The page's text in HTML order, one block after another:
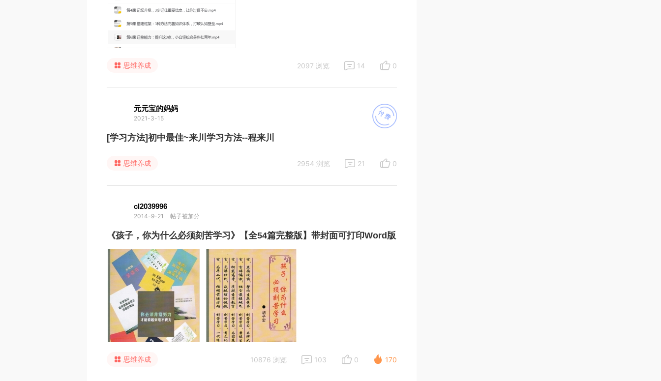
思维养成 2097 浏览 14 0
元元宝的妈妈
2021-3-15 付费
[学习方法]初中最佳~来川学习方法--程来川
思维养成 2954 浏览 21 0
cl2039996
2014-9-21 帖子被加分
《孩子，你为什么必须刻苦学习》【全54篇完整版】带封面可打印Word版
思维养成 10876 浏览 103 0 170